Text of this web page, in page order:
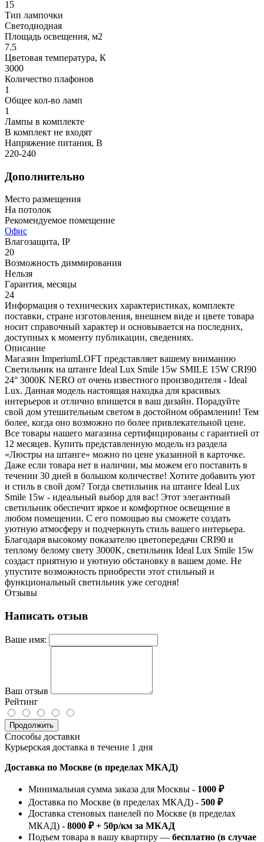
15
Тип лампочки
Светодиодная
Площадь освещения, м2
7.5
Цветовая температура, К
3000
Количество плафонов
1
Общее кол-во ламп
1
Лампы в комплекте
В комплект не входят
Напряжение питания, В
220-240
Дополнительно
Место размещения
На потолок
Рекомендуемое помещение
Офис
Влагозащита, IP
20
Возможность диммирования
Нельзя
Гарантия, месяцы
24
Информация о технических характеристиках, комплекте
поставки, стране изготовления, внешнем виде и цвете товара
носит справочный характер и основывается на последних,
доступных к моменту публикации, сведениях.
Описание
Магазин ImperiumLOFT представляет вашему вниманию
Светильник на штанге Ideal Lux Smile 15w SMILE 15W CRI90
24° 3000K NERO от очень известного производителя - Ideal
Lux. Данная модель настоящая находка для красивых
интерьеров и отлично впишется в ваш дизайн. Порадуйте
свой дом утешительным светом в достойном обрамлении! Тем
более, когда оно возможно по более привлекательной цене.
Все товары нашего магазина сертифицированы с гарантией от
12 месяцев. Купить представленную модель из раздела
«Люстры на штанге» можно по цене указанной в карточке.
Даже если товара нет в наличии, мы можем его поставить в
течении 30 дней в большом количестве! Хотите добавить уют
и стиль в свой дом? Тогда светильник на штанге Ideal Lux
Smile 15w - идеальный выбор для вас! Этот элегантный
светильник обеспечит яркое и комфортное освещение в
любом помещении. С его помощью вы сможете создать
уютную атмосферу и подчеркнуть стиль вашего интерьера.
Благодаря высокому показателю цветопередачи CRI90 и
теплому белому свету 3000K, светильник Ideal Lux Smile 15w
создаст приятную и уютную обстановку в вашем доме. Не
упустите возможность приобрести этот стильный и
функциональный светильник уже сегодня!
Отзывы
Написать отзыв
Ваше имя:
Ваш отзыв
Рейтинг
Продолжить
Способы доставки
Курьерская доставка в течение 1 дня
Доставка по Москве (в пределах МКАД)
Минимальная сумма заказа для Москвы - 1000 ₽
Доставка по Москве (в пределах МКАД) - 500 ₽
Доставка стеновых панелей по Москве (в пределах
МКАД) - 8000 ₽ + 50р/км за МКАД
Подъем товара в вашу квартиру — бесплатно (в случае